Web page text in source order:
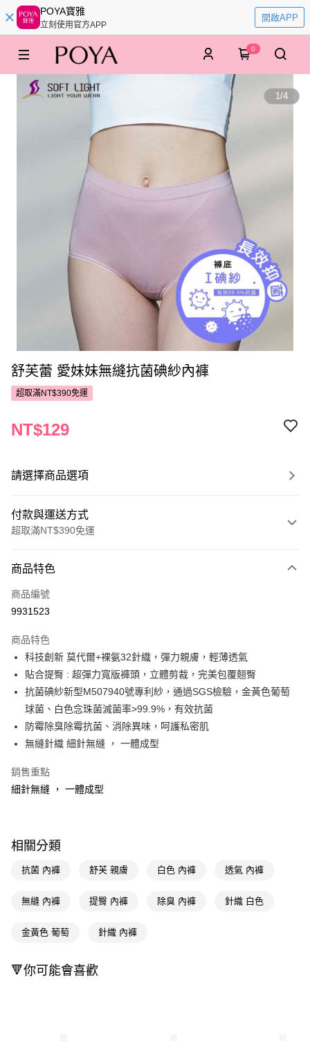
POYA寶雅
立刻使用官方APP
開啟APP
0
1/4
舒芙蕾 愛妹妹無縫抗菌碘紗內褲
超取滿NT$390免運
NT$129
請選擇商品選項
付款與運送方式
超取滿NT$390免運
POYA支付
信用卡一次付款
LINE Pay
Apple Pay
街口支付
悠遊付
便利好安心！
１．簡單：不需註冊會員、不需綁卡、不需儲值。
２．便利：只要手機號碼，簡訊認證，即可結帳。
３．安心：先確認商品／服務後，再付款。
【「AFTEE先享後付」結帳流程】
結帳頁面，進行簡訊認證並確認金額後，即可完成結帳。
２．訂單成立數日內，您將收到繳費通知簡訊。
ATM／網路銀行／等多元方式進行付款，方視為交易完成。
※ 請注意：結帳手續完成當下不需立刻繳費，但若您需要取消訂單，請聯絡
每筆NT$65，滿NT$390(含以上)免運費
付款後全家取貨
萊爾富取貨付款
商品特色
商品編號
9931523
商品特色
科技創新 莫代爾+裸氨32針織，彈力親膚，輕薄透氣
貼合提臀 : 超彈力寬版褲頭，立體剪裁，完美包覆翹臀
抗菌碘紗新型M507940號專利紗，通過SGS檢驗，金黃色葡萄
球菌、白色念珠菌滅菌率>99.9%，有效抗菌
防霉除臭除霉抗菌、消除異味，呵護私密肌
無縫針織 細針無縫 ， 一體成型
銷售重點
細針無縫 ， 一體成型
相關分類
抗菌 內褲 舒芙 親膚 白色 內褲 透氣 內褲
無縫 內褲 提臀 內褲 除臭 內褲 針織 白色
金黃色 葡萄 針織 內褲
🔻你可能會喜歡